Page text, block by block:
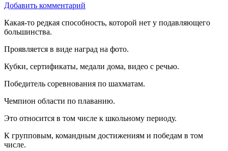
Добавить комментарий
Какая-то редкая способность, которой нет у подавляющего
большинства.
Проявляется в виде наград на фото.
Кубки, сертификаты, медали дома, видео с речью.
Победитель соревнования по шахматам.
Чемпион области по плаванию.
Это относится в том числе к школьному периоду.
К групповым, командным достижениям и победам в том
числе.